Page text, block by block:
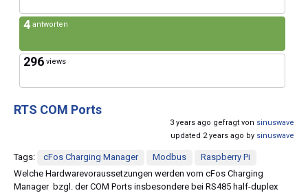
4 antworten
296 views
RTS COM Ports
3 years ago gefragt von sinuswave
updated 2 years ago by sinuswave
Tags: cFos Charging Manager Modbus
Raspberry Pi
Welche Hardwarevoraussetzungen werden vom cFos Charging
Manager bzgl. der COM Ports insbesondere bei RS485 half-duplex